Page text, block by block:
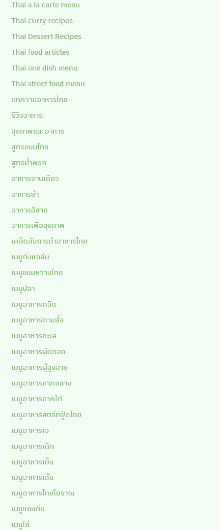
Thai a la carte menu
Thai curry recipes
Thai Dessert Recipes
Thai food articles
Thai one dish menu
Thai street food menu
บทความอาหารไทย
รีวิวอาหาร
สุขภาพและอาหาร
สูตรขนมไทย
สูตรน้ำพริก
อาหารจานเดียว
อาหารยำ
อาหารอีสาน
อาหารเพื่อสุขภาพ
เคล็ดลับการทำอาหารไทย
เมนูกับแกล้ม
เมนูขนมหวานไทย
เมนูปลา
เมนูอาหารคลีน
เมนูอาหารตามสั่ง
เมนูอาหารทะเล
เมนูอาหารผัดทอด
เมนูอาหารผู้สูงอายุ
เมนูอาหารภาคกลาง
เมนูอาหารภาคใต้
เมนูอาหารสตรีทฟู้ดไทย
เมนูอาหารเจ
เมนูอาหารเด็ก
เมนูอาหารเย็น
เมนูอาหารเส้น
เมนูอาหารไทยโบราณ
เมนูแกงต้ม
เมนูไก่